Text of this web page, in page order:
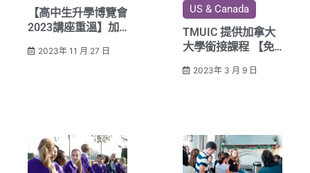
【高中生升學博覽會
2023講座重溫】加
2023年 11 月 27 日
US & Canada
TMUIC 提供加拿大
大學銜接課程 【免
2023年 3 月 9 日